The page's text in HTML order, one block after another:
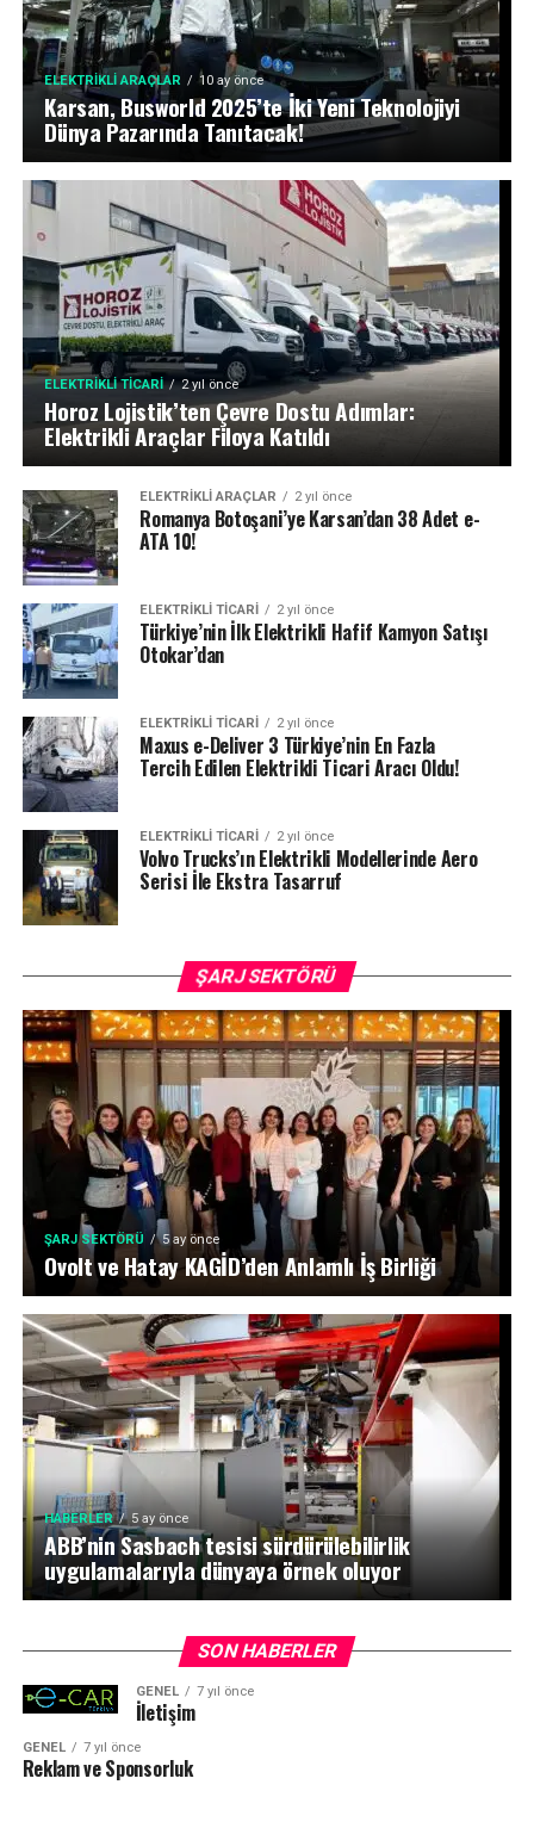
ELEKTRIKLI ARAÇLAR 10 ay önce
Karsan, Busworld 2025’te İki Yeni Teknolojiyi
Dünya Pazarında Tanıtacak!
ELEKTRIKLI TICARI 2 yıl önce
Horoz Lojistik’ten Çevre Dostu Adımlar:
Elektrikli Araçlar Filoya Katıldı
ELEKTRIKLI ARAÇLAR 2 yıl önce
Romanya Botoşani’ye Karsan’dan 38 Adet e-
ATA 10!
ELEKTRIKLI TICARI 2 yıl önce
Türkiye’nin İlk Elektrikli Hafif Kamyon Satışı
Otokar’dan
ELEKTRIKLI TICARI 2 yıl önce
Maxus e-Deliver 3 Türkiye’nin En Fazla
Tercih Edilen Elektrikli Ticari Aracı Oldu!
ELEKTRIKLI TICARI 2 yıl önce
Volvo Trucks’ın Elektrikli Modellerinde Aero
Serisi İle Ekstra Tasarruf
ŞARJ SEKTÖRÜ
ŞARJ SEKTÖRÜ 5 ay önce
Ovolt ve Hatay KAGİD’den Anlamlı İş Birliği
HABERLER 5 ay önce
ABB’nin Sasbach tesisi sürdürülebilirlik
uygulamalarıyla dünyaya örnek oluyor
SON HABERLER
GENEL 7 yıl önce
İletişim
GENEL 7 yıl önce
Reklam ve Sponsorluk